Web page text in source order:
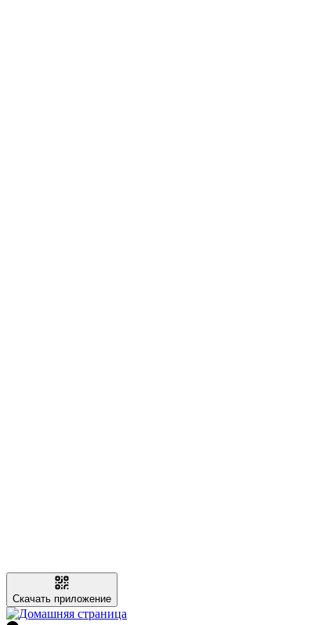
Скачать приложение